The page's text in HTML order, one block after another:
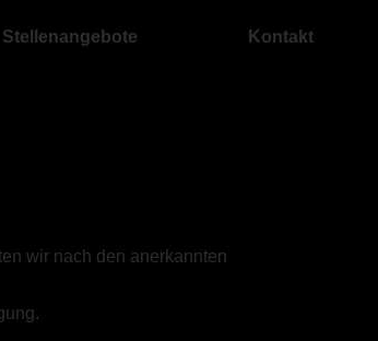
Stellenangebote Kontakt
wir nach den anerkannten